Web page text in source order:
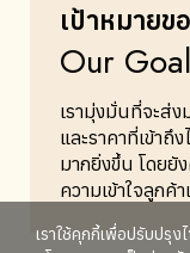
เป้าหมายข
Our
เรามุ่งมั่นที่จะส่
และราคาที่เข้าถึ
มากยิ่งขึ้น โดยยั
ความเข้าใจลูกค้
เราใช้คุกกี้เพื่อปรับปรุ